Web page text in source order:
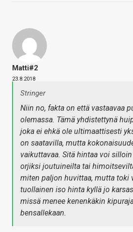
Matti#2
23.8.2018
Stringer
Niin no, fakta on että vastaavaa
olemassa. Tämä yhdistettynä
joka ei ehkä ole ultimaattisesti
on saatavilla, mutta
vaikuttavaa. Sitä hintaa voi
orjiksi joutuineilta tai
miten paljon huvittaa, mutta toki
tuollainen iso hinta kyllä jo
missä menee kenenkäkin
bensallekaan.